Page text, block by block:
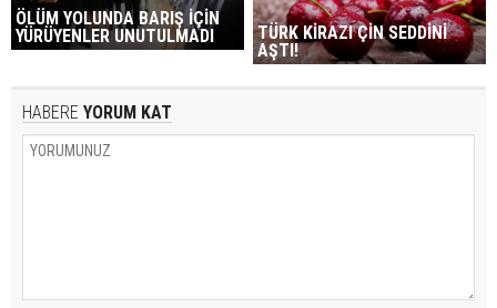
ÖLÜM YOLUNDA BARIŞ İÇİN
YÜRÜYENLER UNUTULMADI
TÜRK KİRAZI ÇİN SEDDİNİ
AŞTI!
HABERE YORUM KAT